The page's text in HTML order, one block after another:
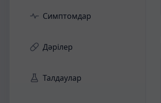
Симптомдар
Дәрілер
Талдаулар